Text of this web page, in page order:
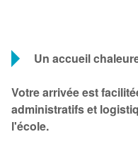
Un accueil
Votre arrivée est
administratifs et
l'école.